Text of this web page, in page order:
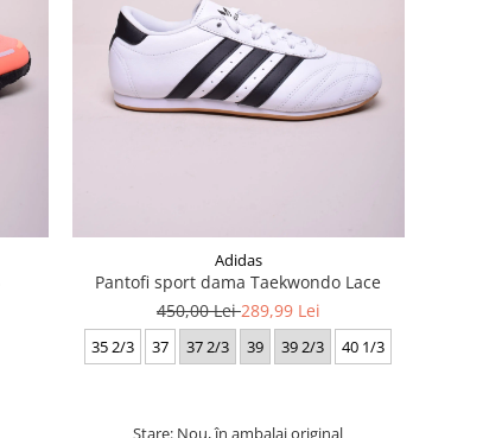
Adidas
Pantofi sport dama Taekwondo Lace
450,00 Lei289,99 Lei
35 2/3 37 37 2/3 39 39 2/3 40 1/3